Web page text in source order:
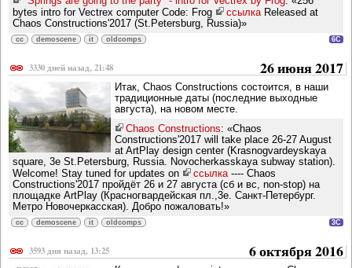
bytes intro for Vectrex computer Code: Frog
ссылкаReleased at
Chaos Constructions'2017 (St.Petersburg, Russia)»
cc demoscene it oldcomps 6C
3330 дней назад, 21:48 26 июня 2017
Итак, Chaos Constructions состоится, в наши
традиционные даты (последние выходные
августа), на новом месте.
Chaos Constructions: «Chaos
Constructions'2017 will take place 26-27 August
at ArtPlay design center (Krasnogvardeyskaya
square, 3e St.Petersburg, Russia. Novocherkasskaya subway station).
Welcome! Stay tuned for updates on
ссылка---- Chaos
Constructions'2017 пройдёт 26 и 27 августа (сб и вс, non-stop) на
площадке ArtPlay (Красногвардейская пл.,3е. Санкт-Петербург.
Метро Новочеркасская). Добро пожаловать!»
cc demoscene it oldcomps 3C
3593 дня назад, 13:25 6 октября 2016